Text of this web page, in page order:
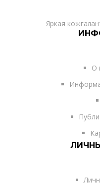
Яркая
О